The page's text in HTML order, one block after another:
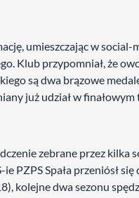
umieszczając w social-
Klub przypomniał, że
są dwa brązowe
już udział w
zebrane przez kilka
PZPS Spała przeniósł się
kolejne dwa sezonu